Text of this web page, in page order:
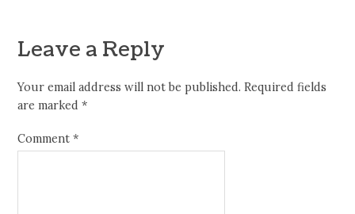
Leave a Reply
Your email address will not be published. Required fields
are marked*
Comment*